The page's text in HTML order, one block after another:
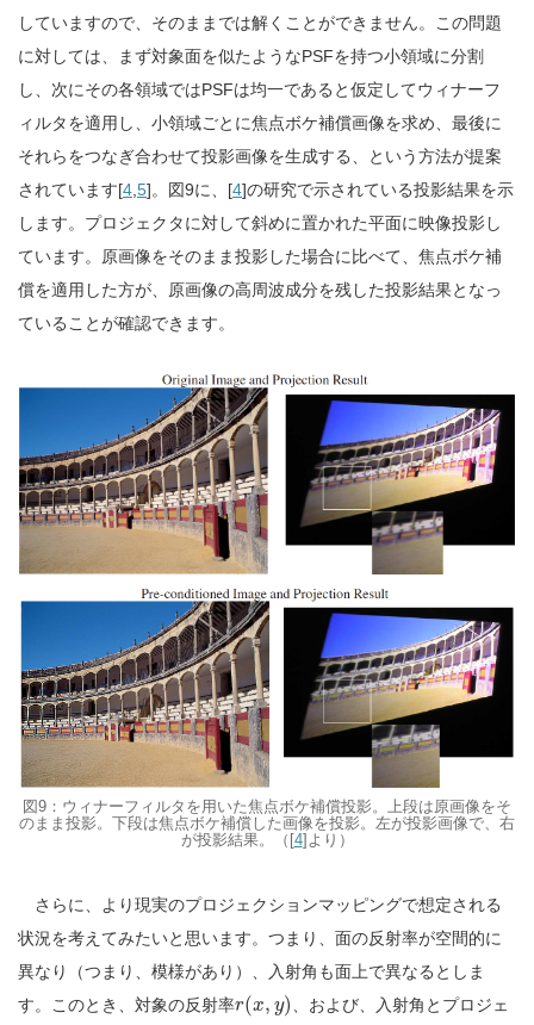
していますので、そのままでは解くことができません。この問題
に対しては、まず対象面を似たようなPSFを持つ小領域に分割
し、次にその各領域ではPSFは均一であると仮定してウィナーフ
ィルタを適用し、小領域ごとに焦点ボケ補償画像を求め、最後に
それらをつなぎ合わせて投影画像を生成する、という方法が提案
されています[4 5]。図9に、[4]の研究で示されている投影結果を示
します。プロジェクタに対して斜めに置かれた平面に映像投影し
ています。原画像をそのまま投影した場合に比べて、焦点ボケ補
償を適用した方が、原画像の高周波成分を残した投影結果となっ
ていることが確認できます。
図9：ウィナーフィルタを用いた焦点ボケ補償投影。上段は原画像をそ
のまま投影。下段は焦点ボケ補償した画像を投影。左が投影画像で、右
が投影結果。（[4]より）
さらに、より現実のプロジェクションマッピングで想定される
状況を考えてみたいと思います。つまり、面の反射率が空間的に
異なり（つまり、模様があり）、入射角も面上で異なるとしま
す。このとき、対象の反射率r(x, y)
、および、入射角とプロジェ